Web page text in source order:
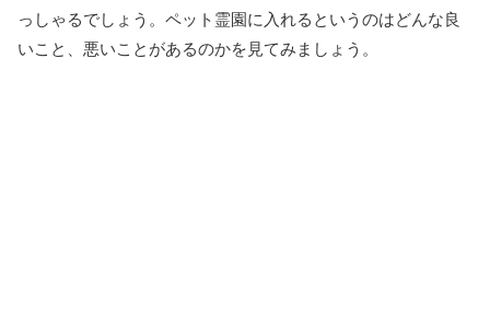
っしゃるでしょう。ペット霊園に入れるというのはどんな良
いこと、悪いことがあるのかを見てみましょう。